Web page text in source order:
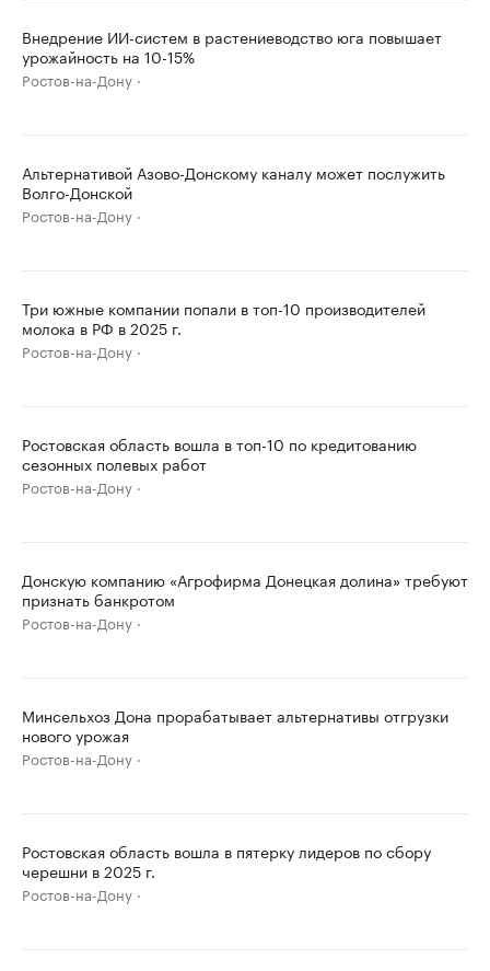
Внедрение ИИ-систем в растениеводство юга повышает
урожайность на 10-15%
Ростов-на-Дону
Альтернативой Азово-Донскому каналу может послужить
Волго-Донской
Ростов-на-Дону
Три южные компании попали в топ-10 производителей
молока в РФ в 2025 г.
Ростов-на-Дону
Ростовская область вошла в топ-10 по кредитованию
сезонных полевых работ
Ростов-на-Дону
Донскую компанию «Агрофирма Донецкая долина» требуют
признать банкротом
Ростов-на-Дону
Минсельхоз Дона прорабатывает альтернативы отгрузки
нового урожая
Ростов-на-Дону
Ростовская область вошла в пятерку лидеров по сбору
черешни в 2025 г.
Ростов-на-Дону